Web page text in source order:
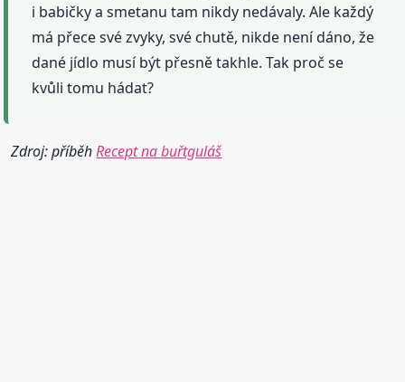
i babičky a smetanu tam nikdy nedávaly. Ale každý
má přece své zvyky, své chutě, nikde není dáno, že
dané jídlo musí být přesně takhle. Tak proč se
kvůli tomu hádat?
Zdroj: příběhRecept na buřtguláš